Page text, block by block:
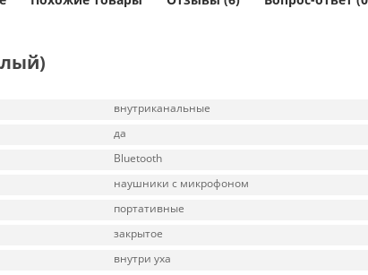
внутриканальные
да
Bluetooth
наушники с микрофоном
портативные
закрытое
внутри уха